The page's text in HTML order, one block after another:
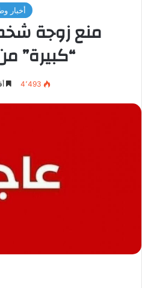
أخبار
منع زوجة
“كبيرة”
4٬493